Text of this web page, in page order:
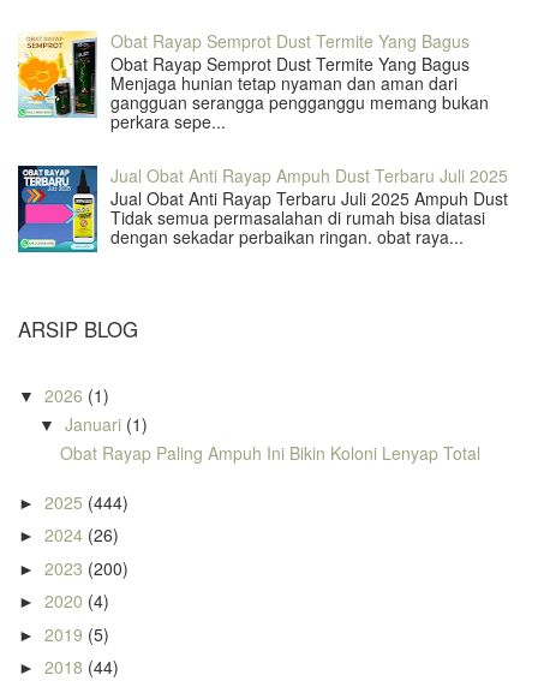
Obat Rayap Semprot Dust Termite Yang Bagus
Obat Rayap Semprot Dust Termite Yang Bagus
Menjaga hunian tetap nyaman dan aman dari
gangguan serangga pengganggu memang bukan
perkara sepe...
Jual Obat Anti Rayap Ampuh Dust Terbaru Juli 2025
Jual Obat Anti Rayap Terbaru Juli 2025 Ampuh Dust
Tidak semua permasalahan di rumah bisa diatasi
dengan sekadar perbaikan ringan. obat raya...
ARSIP BLOG
▼ 2026 (1)
▼ Januari (1)
Obat Rayap Paling Ampuh Ini Bikin Koloni Lenyap Total
► 2025 (444)
► 2024 (26)
► 2023 (200)
► 2020 (4)
► 2019 (5)
► 2018 (44)